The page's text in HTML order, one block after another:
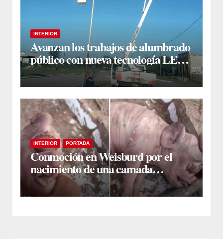
INTERIOR
Avanzan los trabajos de alumbrado
público con nueva tecnología LED
en Estación Taboada
INTERIOR PORTADA
Conmoción en Weisburd por el
nacimiento de una camada
lechones con graves deformaciones